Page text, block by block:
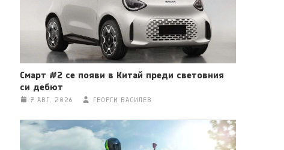
Смарт #2 се появи в Китай преди световния
си дебют
7 АВГ. 2026 ГЕОРГИ ВАСИЛЕВ